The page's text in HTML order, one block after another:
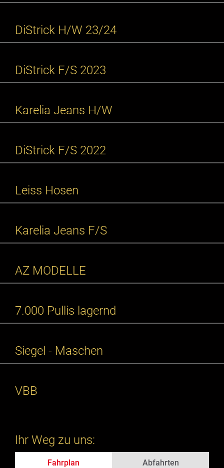
DiStrick H/W 23/24
DiStrick F/S 2023
Karelia Jeans H/W
DiStrick F/S 2022
Leiss Hosen
Karelia Jeans F/S
AZ MODELLE
7.000 Pullis lagernd
Siegel - Maschen
VBB
Ihr Weg zu uns:
Fahrplan Abfahrten